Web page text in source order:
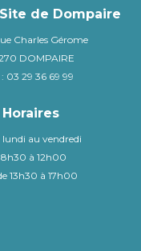
Site de Dompaire
Charles Gérome
DOMPAIRE
03 29 36 69 99
Horaires
lundi au vendredi
8h30 à 12h00
13h30 à 17h00